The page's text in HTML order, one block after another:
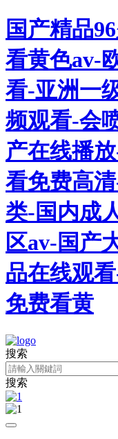
国产精品
看黄色av-
看-亚洲一
频观看-会
产在线播
看免费高
类-国内成
区av-国产
品在线观
免费看黄
搜索
搜索